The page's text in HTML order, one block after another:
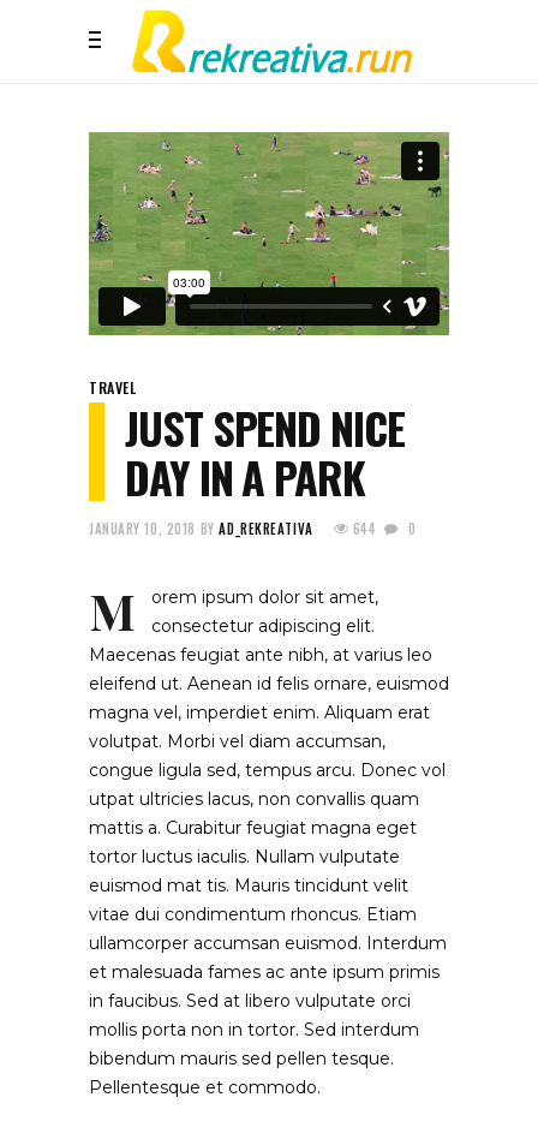
TRAVEL
JUST SPEND NICE
DAY IN A PARK
JANUARY 10, 2018 BYAD_REKREATIVA 644 0
M
orem ipsum dolor sit amet,
consectetur adipiscing elit.
Maecenas feugiat ante nibh, at varius leo
eleifend ut. Aenean id felis ornare, euismod
magna vel, imperdiet enim. Aliquam erat
volutpat. Morbi vel diam accumsan,
congue ligula sed, tempus arcu. Donec vol
utpat ultricies lacus, non convallis quam
mattis a. Curabitur feugiat magna eget
tortor luctus iaculis. Nullam vulputate
euismod mat tis. Mauris tincidunt velit
vitae dui condimentum rhoncus. Etiam
ullamcorper accumsan euismod. Interdum
et malesuada fames ac ante ipsum primis
in faucibus. Sed at libero vulputate orci
mollis porta non in tortor. Sed interdum
bibendum mauris sed pellen tesque.
Pellentesque et commodo.